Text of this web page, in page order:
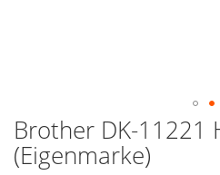
Zum
Anfang
der
Brother DK-11221
(Eigenmarke)